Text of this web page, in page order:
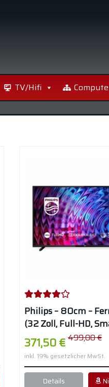
TV/Hifi
Philips – 80cm –
(32 Zoll, Full-HD,
Triple Tuner) –
371,50 € 499,00 €
inkl. 19% gesetzlicher MwSt.
Details